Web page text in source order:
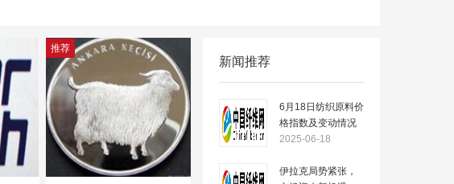
推荐
新闻推荐
6月18日纺织原料价
格指数及变动情况
2025-06-18
伊拉克局势紧张，